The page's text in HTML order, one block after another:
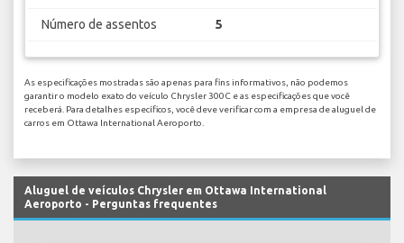
Número de assentos 5
As especificações mostradas são apenas para fins informativos, não podemos
garantir o modelo exato do veículo Chrysler 300C e as especificações que você
receberá. Para detalhes específicos, você deve verificar com a empresa de aluguel de
carros em Ottawa International Aeroporto.
Aluguel de veículos Chrysler em Ottawa International
Aeroporto - Perguntas frequentes